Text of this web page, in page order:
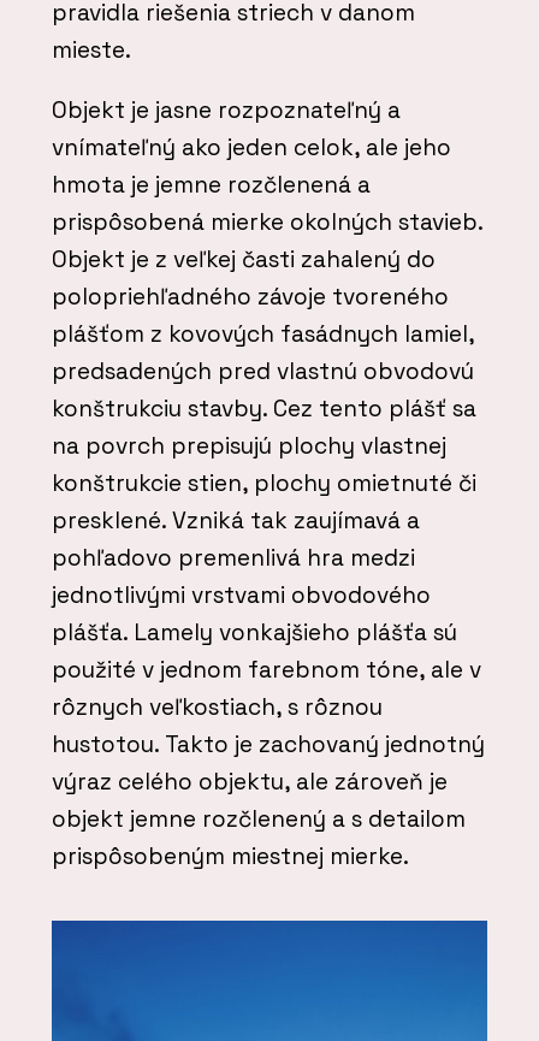
pravidla riešenia striech v danom
mieste.
Objekt je jasne rozpoznateľný a
vnímateľný ako jeden celok, ale jeho
hmota je jemne rozčlenená a
prispôsobená mierke okolných stavieb.
Objekt je z veľkej časti zahalený do
polopriehľadného závoje tvoreného
plášťom z kovových fasádnych lamiel,
predsadených pred vlastnú obvodovú
konštrukciu stavby. Cez tento plášť sa
na povrch prepisujú plochy vlastnej
konštrukcie stien, plochy omietnuté či
presklené. Vzniká tak zaujímavá a
pohľadovo premenlivá hra medzi
jednotlivými vrstvami obvodového
plášťa. Lamely vonkajšieho plášťa sú
použité v jednom farebnom tóne, ale v
rôznych veľkostiach, s rôznou
hustotou. Takto je zachovaný jednotný
výraz celého objektu, ale zároveň je
objekt jemne rozčlenený a s detailom
prispôsobeným miestnej mierke.